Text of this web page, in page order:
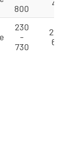
800
230
-
730